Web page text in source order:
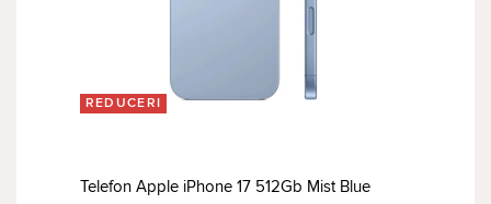
REDUCERI
Telefon Apple iPhone 17 512Gb Mist Blue